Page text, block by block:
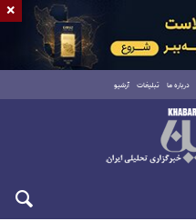
درباره ما تبلیغات آرشیو
×